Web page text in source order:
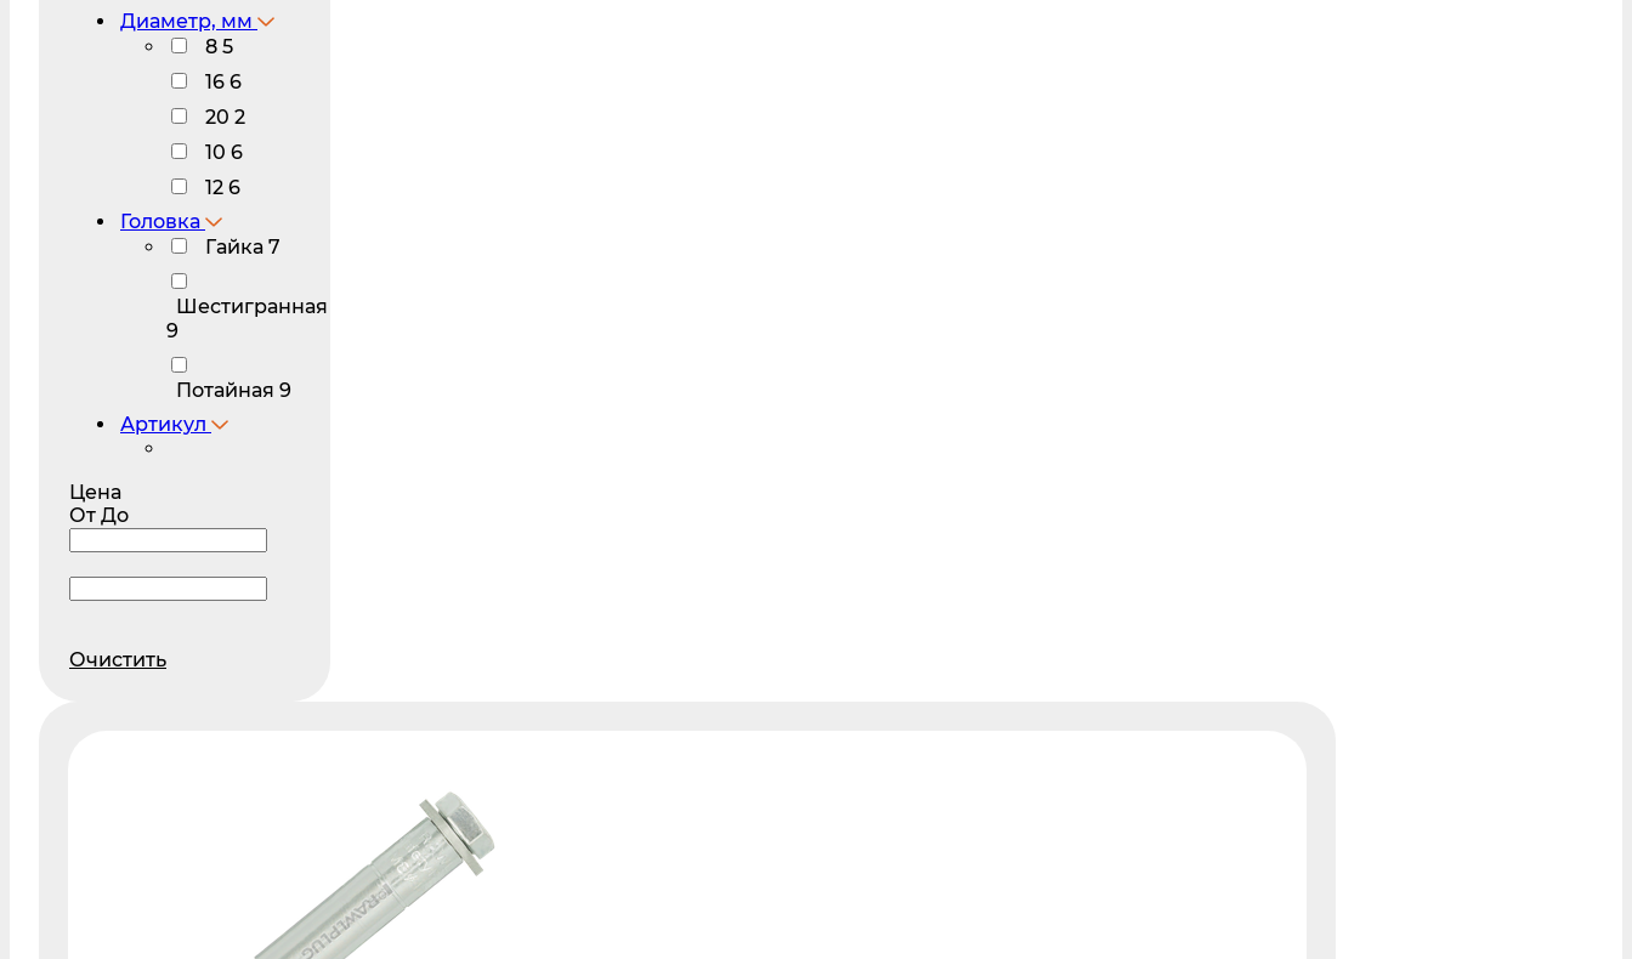
Диаметр, мм
8 5
16 6
20 2
10 6
12 6
Головка
Гайка 7
Шестигранная
9
Потайная 9
Артикул
Цена
От До
Очистить